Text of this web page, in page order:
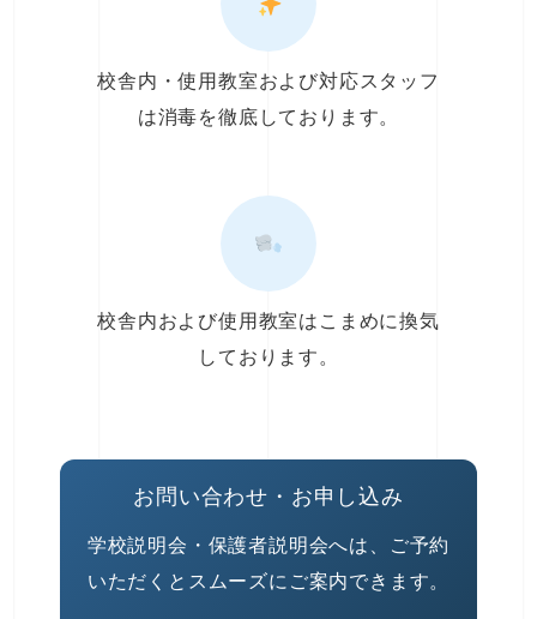
校舎内・使用教室および対応スタッフ
は消毒を徹底しております。
校舎内および使用教室はこまめに換気
しております。
お問い合わせ・お申し込み
学校説明会・保護者説明会へは、ご予約
いただくとスムーズにご案内できます。